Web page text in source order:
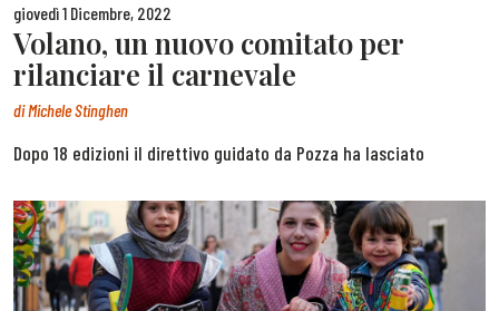
giovedì 1 Dicembre, 2022
Volano, un nuovo comitato per
rilanciare il carnevale
diMichele Stinghen
Dopo 18 edizioni il direttivo guidato da Pozza ha lasciato